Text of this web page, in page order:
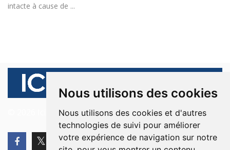
Nous utilisons des cookies
Nous utilisons des cookies et d'autres
technologies de suivi pour améliorer
votre expérience de navigation sur notre
intacte à cause de ...
© 2026 Ici Beyrouth. Tous les droits sont réservés.